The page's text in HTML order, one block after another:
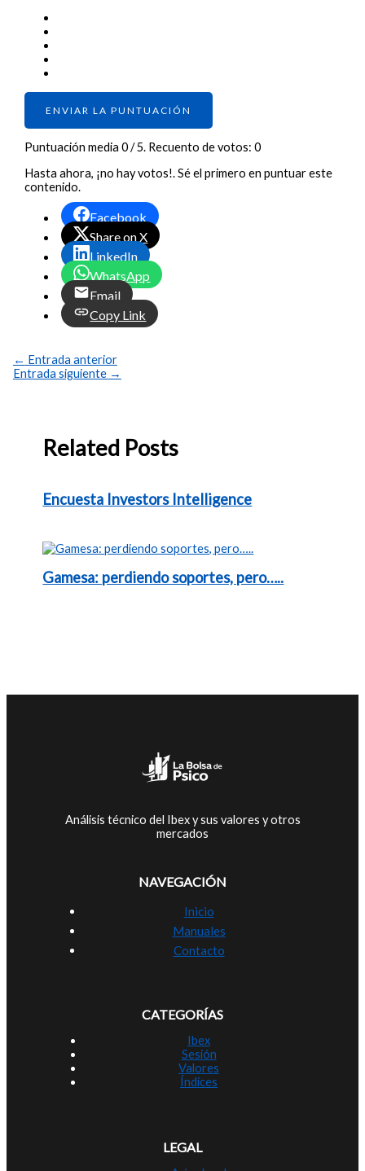
ENVIAR LA PUNTUACIÓN
Puntuación media0/ 5. Recuento de votos:0
Hasta ahora, ¡no hay votos!. Sé el primero en puntuar este
contenido.
Facebook
Share on X
LinkedIn
WhatsApp
Email
Copy Link
← Entrada anterior
Entrada siguiente →
Related Posts
Encuesta Investors Intelligence
Gamesa: perdiendo soportes, pero…..
Análisis técnico del Ibex y sus valores y otros
mercados
NAVEGACIÓN
Inicio
Manuales
Contacto
CATEGORÍAS
Ibex
Sesión
Valores
Índices
LEGAL